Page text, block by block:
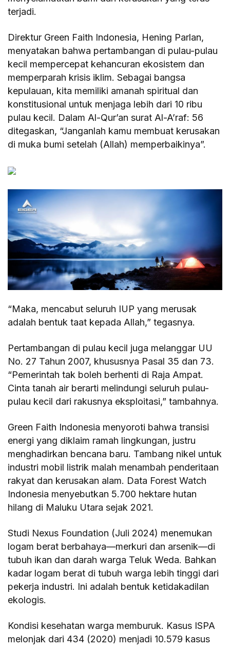
terjadi.
Direktur Green Faith Indonesia, Hening Parlan,
menyatakan bahwa pertambangan di pulau-pulau
kecil mempercepat kehancuran ekosistem dan
memperparah krisis iklim. Sebagai bangsa
kepulauan, kita memiliki amanah spiritual dan
konstitusional untuk menjaga lebih dari 10 ribu
pulau kecil. Dalam Al-Qur’an surat Al-A’raf: 56
ditegaskan, “Janganlah kamu membuat kerusakan
di muka bumi setelah (Allah) memperbaikinya”.
“Maka, mencabut seluruh IUP yang merusak
adalah bentuk taat kepada Allah,” tegasnya.
Pertambangan di pulau kecil juga melanggar UU
No. 27 Tahun 2007, khususnya Pasal 35 dan 73.
“Pemerintah tak boleh berhenti di Raja Ampat.
Cinta tanah air berarti melindungi seluruh pulau-
pulau kecil dari rakusnya eksploitasi,” tambahnya.
Green Faith Indonesia menyoroti bahwa transisi
energi yang diklaim ramah lingkungan, justru
menghadirkan bencana baru. Tambang nikel untuk
industri mobil listrik malah menambah penderitaan
rakyat dan kerusakan alam. Data Forest Watch
Indonesia menyebutkan 5.700 hektare hutan
hilang di Maluku Utara sejak 2021.
Studi Nexus Foundation (Juli 2024) menemukan
logam berat berbahaya—merkuri dan arsenik—di
tubuh ikan dan darah warga Teluk Weda. Bahkan
kadar logam berat di tubuh warga lebih tinggi dari
pekerja industri. Ini adalah bentuk ketidakadilan
ekologis.
Kondisi kesehatan warga memburuk. Kasus ISPA
melonjak dari 434 (2020) menjadi 10.579 kasus